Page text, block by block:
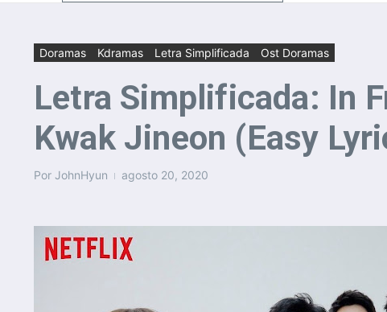
Doramas Kdramas Letra Simplificada Ost Doramas
Letra Simplificada: In
Kwak Jineon (Easy
Por JohnHyun agosto 20, 2020